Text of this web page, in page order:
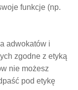
funkcje (np.
adwokatów i
zgodne z etyką
nie możesz
pod etykę